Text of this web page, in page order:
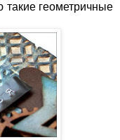
геометричные